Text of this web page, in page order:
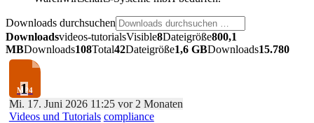
Downloads durchsuchen
Downloadsvideos-tutorialsVisible8Dateigröße800,1
MBDownloads108Total42Dateigröße1,6 GBDownloads15.780
1
Mi. 17. Juni 2026 11:25 vor 2 Monaten
Videos und Tutorials compliance